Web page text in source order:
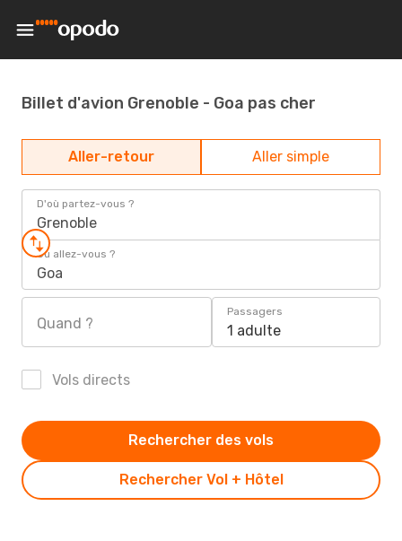
Billet d'avion Grenoble - Goa pas cher
Aller-retour Aller simple
D'où partez-vous ?
Grenoble
Où allez-vous ?
Goa
Quand ?
Passagers
1 adulte
Vols directs
Rechercher Vol + Hôtel
Rechercher des vols